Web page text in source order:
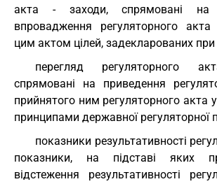
акта - заходи, спрямовані на
впровадження регуляторного
цим актом цілей, задекларованих при
перегляд регуляторного
спрямовані на приведення
прийнятого ним регуляторного акта у
принципами державної регуляторної
показники результативності
показники, на підставі яких
відстеження результативності